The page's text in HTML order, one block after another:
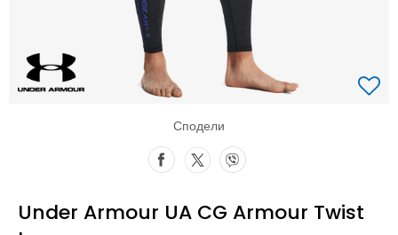
Сподели
Under Armour UA CG Armour Twist